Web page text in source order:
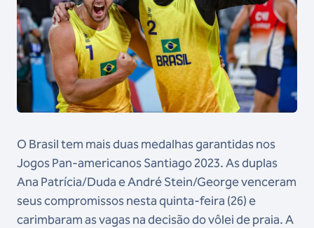
O Brasil tem mais duas medalhas garantidas nos
Jogos Pan-americanos Santiago 2023. As duplas
Ana Patrícia/Duda e André Stein/George venceram
seus compromissos nesta quinta-feira (26) e
carimbaram as vagas na decisão do vôlei de praia. A